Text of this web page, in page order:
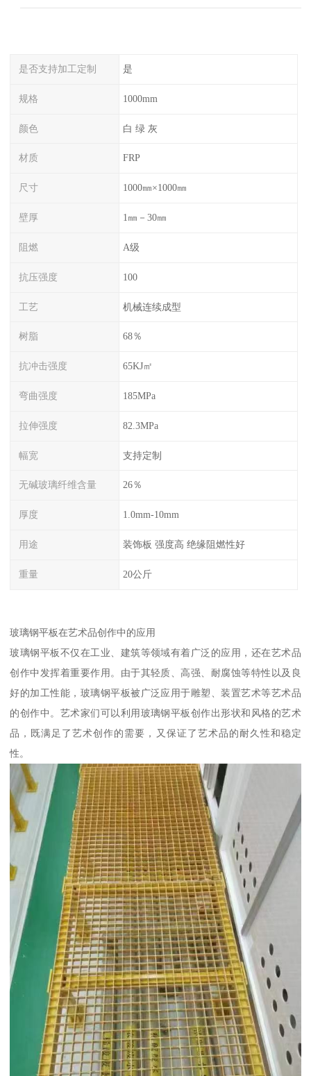
是否支持加工定制 是
规格 1000mm
颜色 白 绿 灰
材质 FRP
尺寸 1000㎜×1000㎜
壁厚 1㎜－30㎜
阻燃 A级
抗压强度 100
工艺 机械连续成型
树脂 68％
抗冲击强度 65KJ㎡
弯曲强度 185MPa
拉伸强度 82.3MPa
幅宽 支持定制
无碱玻璃纤维含量 26％
厚度 1.0mm-10mm
用途 装饰板 强度高 绝缘阻燃性好
重量 20公斤
玻璃钢平板在艺术品创作中的应用
玻璃钢平板不仅在工业、建筑等领域有着广泛的应用，还在艺术品
创作中发挥着重要作用。由于其轻质、高强、耐腐蚀等特性以及良
好的加工性能，玻璃钢平板被广泛应用于雕塑、装置艺术等艺术品
的创作中。艺术家们可以利用玻璃钢平板创作出形状和风格的艺术
品，既满足了艺术创作的需要，又保证了艺术品的耐久性和稳定
性。